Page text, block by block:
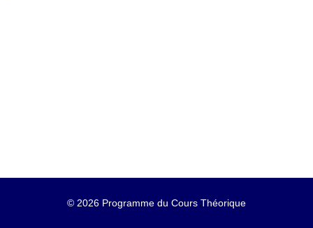
© 2026 Programme du Cours Théorique